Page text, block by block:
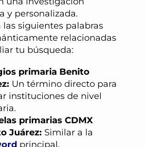
y personalizada.
las siguientes palabras
relacionadas
tu búsqueda:
primaria Benito
Un término directo para
instituciones de nivel
primarias CDMX
Juárez: Similar a la
principal,